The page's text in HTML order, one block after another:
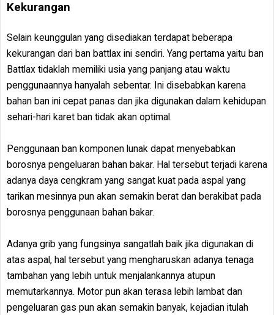
Kekurangan
Selain keunggulan yang disediakan terdapat beberapa
kekurangan dari ban battlax ini sendiri. Yang pertama yaitu ban
Battlax tidaklah memiliki usia yang panjang atau waktu
penggunaannya hanyalah sebentar. Ini disebabkan karena
bahan ban ini cepat panas dan jika digunakan dalam kehidupan
sehari-hari karet ban tidak akan optimal.
Penggunaan ban komponen lunak dapat menyebabkan
borosnya pengeluaran bahan bakar. Hal tersebut terjadi karena
adanya daya cengkram yang sangat kuat pada aspal yang
tarikan mesinnya pun akan semakin berat dan berakibat pada
borosnya penggunaan bahan bakar.
Adanya grib yang fungsinya sangatlah baik jika digunakan di
atas aspal, hal tersebut yang mengharuskan adanya tenaga
tambahan yang lebih untuk menjalankannya atupun
memutarkannya. Motor pun akan terasa lebih lambat dan
pengeluaran gas pun akan semakin banyak, kejadian itulah